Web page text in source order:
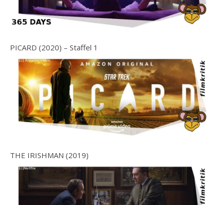
PICARD (2020) – Staffel 1
THE IRISHMAN (2019)